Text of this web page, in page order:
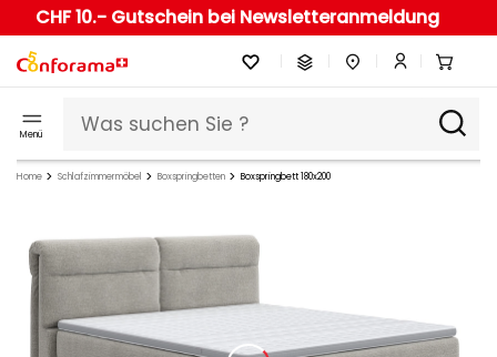
CHF 10.- Gutschein bei Newsletteranmeldung
Menü
Home Schlafzimmermöbel Boxspringbetten Boxspringbett 180x200